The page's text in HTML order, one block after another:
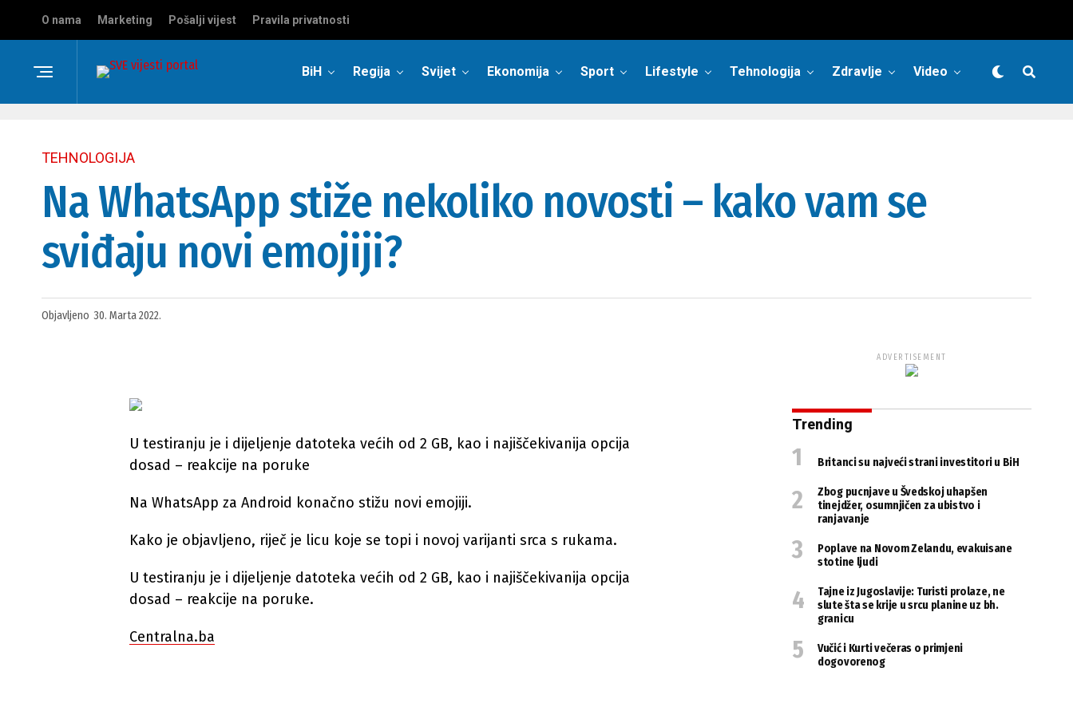
O nama Marketing Pošalji vijest Pravila privatnosti
BiH Regija Svijet Ekonomija Sport Lifestyle Tehnologija Zdravlje Video
TEHNOLOGIJA
Na WhatsApp stiže nekoliko novosti – kako vam se
sviđaju novi emojiji?
Objavljeno 30. Marta 2022.
U testiranju je i dijeljenje datoteka većih od 2 GB, kao i najiščekivanija opcija
dosad – reakcije na poruke
Na WhatsApp za Android konačno stižu novi emojiji.
Kako je objavljeno, riječ je licu koje se topi i novoj varijanti srca s rukama.
U testiranju je i dijeljenje datoteka većih od 2 GB, kao i najiščekivanija opcija
dosad – reakcije na poruke.
Centralna.ba
ADVERTISEMENT
Trending
Britanci su najveći strani investitori u BiH
Zbog pucnjave u Švedskoj uhapšen
tinejdžer, osumnjičen za ubistvo i
ranjavanje
Poplave na Novom Zelandu, evakuisane
stotine ljudi
Tajne iz Jugoslavije: Turisti prolaze, ne
slute šta se krije u srcu planine uz bh.
granicu
Vučić i Kurti večeras o primjeni
dogovorenog